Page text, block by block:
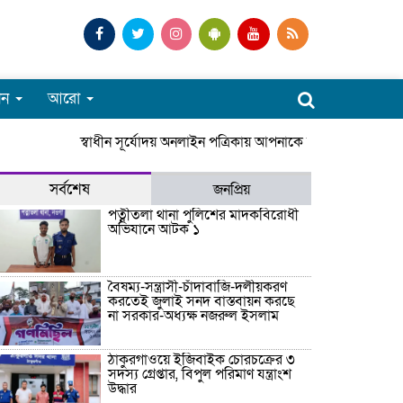
আরো
স্বাধীন সূর্যোদয় অনলাইন পত্রিকায় আপনাকে স্বাগতম।
সর্বশেষ
জনপ্রিয়
পত্নীতলা থানা পুলিশের মাদকবিরোধী
অভিযানে আটক ১
বৈষম্য-সন্ত্রাসী-চাঁদাবাজি-দলীয়করণ
করতেই জুলাই সনদ বাস্তবায়ন করছে
না সরকার-অধ্যক্ষ নজরুল ইসলাম
ঠাকুরগাঁওয়ে ইজিবাইক চোরচক্রের ৩
সদস্য গ্রেপ্তার, বিপুল পরিমাণ যন্ত্রাংশ
উদ্ধার ‎